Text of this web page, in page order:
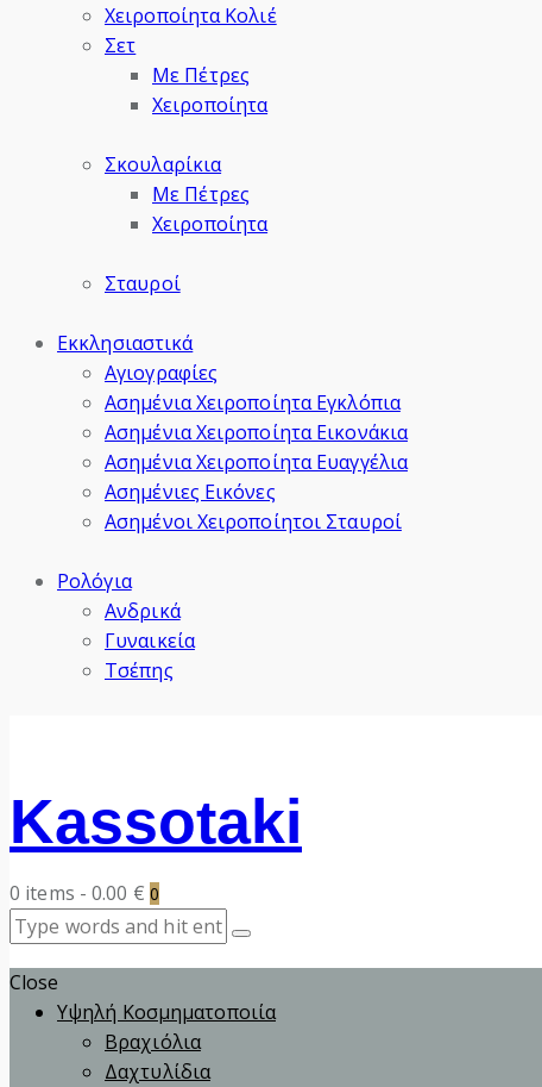
Χειροποίητα Κολιέ
Σετ
Με Πέτρες
Χειροποίητα
Σκουλαρίκια
Με Πέτρες
Χειροποίητα
Σταυροί
Εκκλησιαστικά
Αγιογραφίες
Ασημένια Χειροποίητα Εγκλόπια
Ασημένια Χειροποίητα Εικονάκια
Ασημένια Χειροποίητα Ευαγγέλια
Ασημένιες Εικόνες
Ασημένοι Χειροποίητοι Σταυροί
Ρολόγια
Ανδρικά
Γυναικεία
Τσέπης
Kassotaki
0 items - 0.00 € 0
Close
Υψηλή Κοσμηματοποιία
Βραχιόλια
Δαχτυλίδια